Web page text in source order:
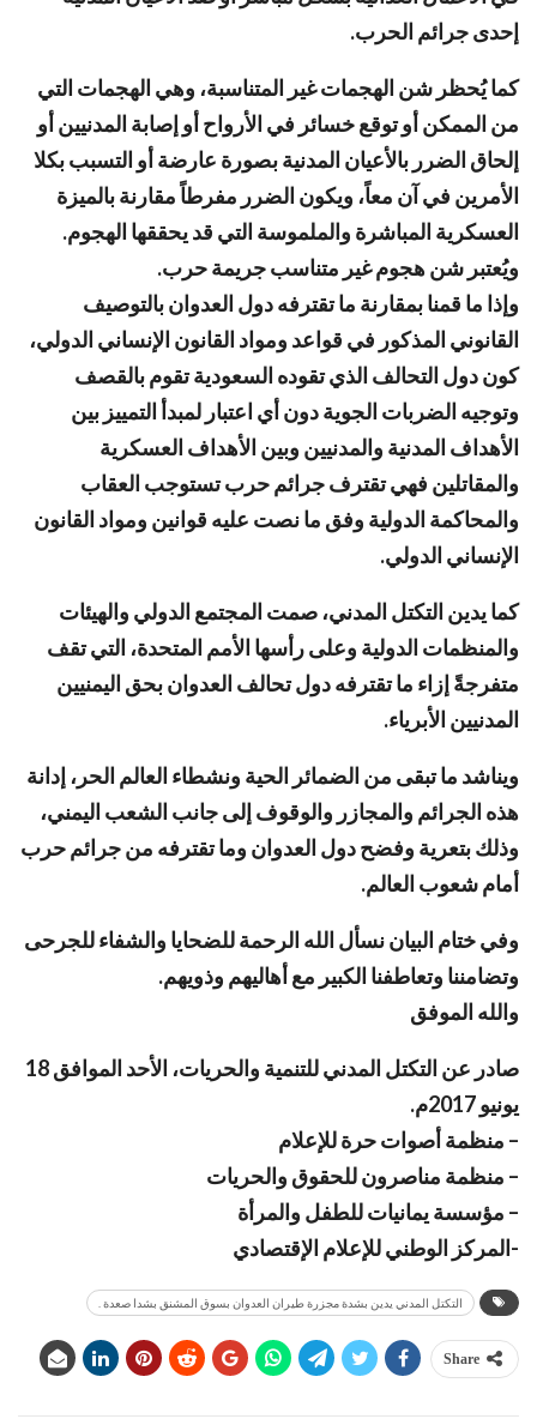
إحدى جرائم الحرب.
كما يُحظر شن الهجمات غير المتناسبة، وهي الهجمات التي
من الممكن أو توقع خسائر في الأرواح أو إصابة المدنيين أو
إلحاق الضرر بالأعيان المدنية بصورة عارضة أو التسبب بكلا
الأمرين في آن معاً، ويكون الضرر مفرطاً مقارنة بالميزة
العسكرية المباشرة والملموسة التي قد يحققها الهجوم.
ويُعتبر شن هجوم غير متناسب جريمة حرب.
وإذا ما قمنا بمقارنة ما تقترفه دول العدوان بالتوصيف
القانوني المذكور في قواعد ومواد القانون الإنساني الدولي،
كون دول التحالف الذي تقوده السعودية تقوم بالقصف
وتوجيه الضربات الجوية دون أي اعتبار لمبدأ التمييز بين
الأهداف المدنية والمدنيين وبين الأهداف العسكرية
والمقاتلين فهي تقترف جرائم حرب تستوجب العقاب
والمحاكمة الدولية وفق ما نصت عليه قوانين ومواد القانون
الإنساني الدولي.
كما يدين التكتل المدني، صمت المجتمع الدولي والهيئات
والمنظمات الدولية وعلى رأسها الأمم المتحدة، التي تقف
متفرجةً إزاء ما تقترفه دول تحالف العدوان بحق اليمنيين
المدنيين الأبرياء.
ويناشد ما تبقى من الضمائر الحية ونشطاء العالم الحر، إدانة
هذه الجرائم والمجازر والوقوف إلى جانب الشعب اليمني،
وذلك بتعرية وفضح دول العدوان وما تقترفه من جرائم حرب
أمام شعوب العالم.
وفي ختام البيان نسأل الله الرحمة للضحايا والشفاء للجرحى
وتضامننا وتعاطفنا الكبير مع أهاليهم وذويهم.
والله الموفق
صادر عن التكتل المدني للتنمية والحريات، الأحد الموافق 18
يونيو 2017م.
– منظمة أصوات حرة للإعلام
– منظمة مناصرون للحقوق والحريات
– مؤسسة يمانيات للطفل والمرأة
-المركز الوطني للإعلام الإقتصادي
التكتل المدني يدين بشدة مجزرة طيران العدوان بسوق المشنق بشدا صعدة .
Share